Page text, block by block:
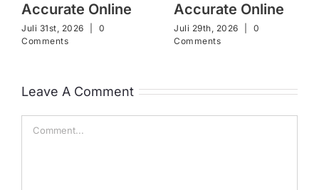
Accurate Online
Juli 31st, 2026
0
Comments
Accurate Online
Juli 29th, 2026
0
Comments
Leave A Comment